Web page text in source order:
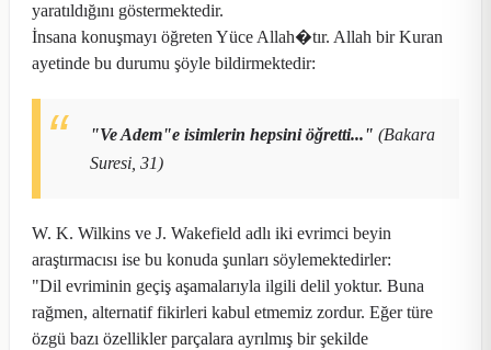
yaratıldığını göstermektedir.
İnsana konuşmayı öğreten Yüce Allah�tır. Allah bir Kuran
ayetinde bu durumu şöyle bildirmektedir:
"Ve Adem"e isimlerin hepsini öğretti..." (Bakara
Suresi, 31)
W. K. Wilkins ve J. Wakefield adlı iki evrimci beyin
araştırmacısı ise bu konuda şunları söylemektedirler:
"Dil evriminin geçiş aşamalarıyla ilgili delil yoktur. Buna
rağmen, alternatif fikirleri kabul etmemiz zordur. Eğer türe
özgü bazı özellikler parçalara ayrılmış bir şekilde